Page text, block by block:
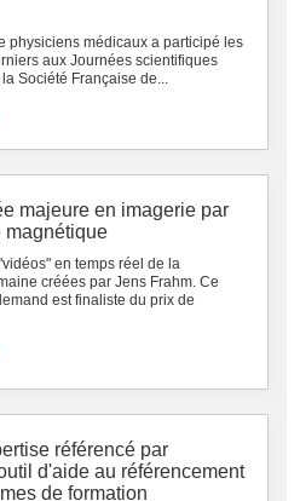
physiciens médicaux a participé les
aux Journées scientifiques
Société Française de...
majeure en imagerie par
magnétique
en temps réel de la
créées par Jens Frahm. Ce
est finaliste du prix de
référencé par
d'aide au référencement
de formation